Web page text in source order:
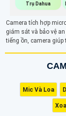
Trụ Dahua
Camera tích hợp
giám sát và bảo vệ
tiếng ồn, camera
phòng, cửa hàng hay
Mic Và Loa